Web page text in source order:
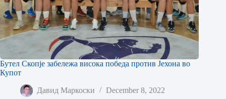
Бутел Скопје забележа висока победа против Јехона во
Купот
Давид Маркоски December 8, 2022